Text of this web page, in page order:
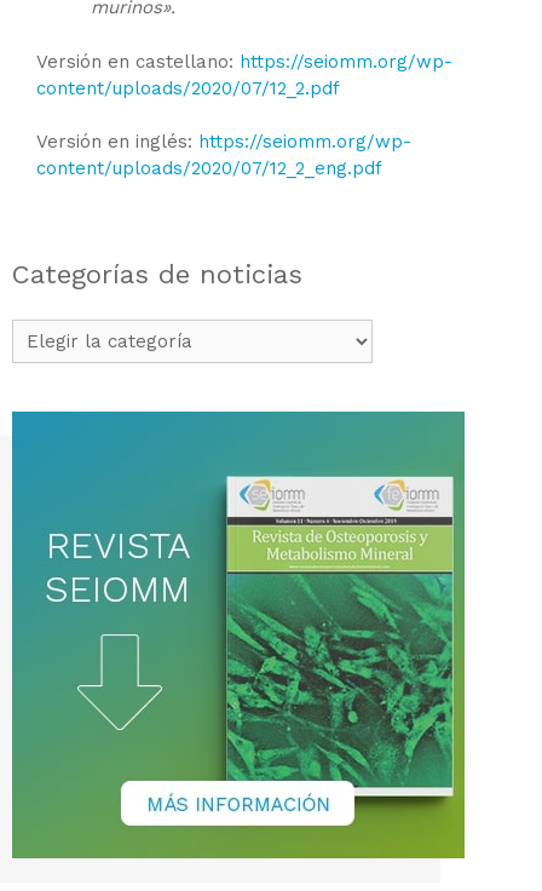
murinos».
Versión en castellano: https://seiomm.org/wp-
content/uploads/2020/07/12_2.pdf
Versión en inglés: https://seiomm.org/wp-
content/uploads/2020/07/12_2_eng.pdf
Categorías de noticias
Categorías
de